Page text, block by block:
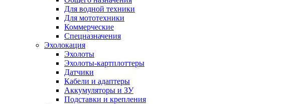
Для водной техники
Для мототехники
Коммерческие
Спецназначения
Эхолокация
Эхолоты
Эхолоты-картплоттеры
Датчики
Кабели и адаптеры
Аккумуляторы и ЗУ
Подставки и крепления